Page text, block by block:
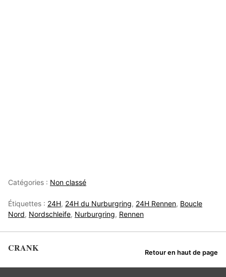
Catégories : Non classé
Étiquettes : 24H, 24H du Nurburgring, 24H Rennen, Boucle
Nord, Nordschleife, Nurburgring, Rennen
CRANK Retour en haut de page